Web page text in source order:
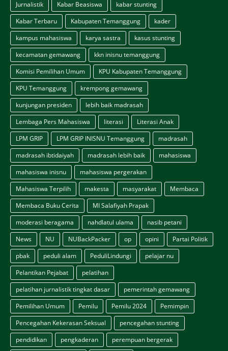
Jurnalistik
Kabar Beasiswa
kabar stunting
Kabar Terbaru
Kabupaten Temanggung
kader
kampus mahasiswa
karya sastra
kasus stunting
kecamatan gemawang
kkn inisnu temanggung
Komisi Pemilihan Umum
KPU Kabupaten Temanggung
KPU Temanggung
krempong gemawang
kunjungan presiden
lebih baik madrasah
Lembaga Pers Mahasiswa
literasi
Literasi Anak
LPM GRIP
LPM GRIP INISNU Temanggung
madrasah
madrasah ibtidaiyah
madrasah lebih baik
mahasiswa
mahasiswa inisnu
mahasiswa pergerakan
Mahasiswa Terpilih
makesta masyarakat
Membaca
Membaca Buku Cerita
MI Salafiyah Prapak
moderasi beragama
nahdlatul ulama
nasib petani
News
NU NUBackPacker op opini
Partai Politik
pbak
peduli alam PeduliLindungi
pelajar nu
Pelantikan Pejabat
pelatihan
pelatihan jurnalistik tingkat dasar
pemerintah gemawang
Pemilihan Umum
Pemilu Pemilu 2024
Pemimpin
Pencegahan Kekerasan Seksual
pencegahan stunting
pendidikan
pengkaderan
perempuan bergerak